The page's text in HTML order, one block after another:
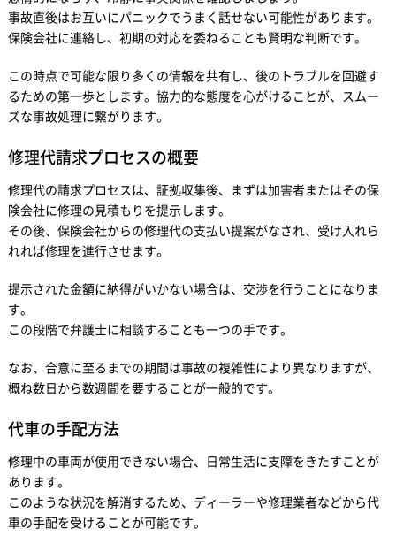
事故直後はお互いにパニックでうまく話せない可能性があります。
保険会社に連絡し、初期の対応を委ねることも賢明な判断です。
この時点で可能な限り多くの情報を共有し、後のトラブルを回避す
るための第一歩とします。協力的な態度を心がけることが、スムー
ズな事故処理に繋がります。
修理代請求プロセスの概要
修理代の請求プロセスは、証拠収集後、まずは加害者またはその保
険会社に修理の見積もりを提示します。
その後、保険会社からの修理代の支払い提案がなされ、受け入れら
れれば修理を進行させます。
提示された金額に納得がいかない場合は、交渉を行うことになりま
す。
この段階で弁護士に相談することも一つの手です。
なお、合意に至るまでの期間は事故の複雑性により異なりますが、
概ね数日から数週間を要することが一般的です。
代車の手配方法
修理中の車両が使用できない場合、日常生活に支障をきたすことが
あります。
このような状況を解消するため、ディーラーや修理業者などから代
車の手配を受けることが可能です。